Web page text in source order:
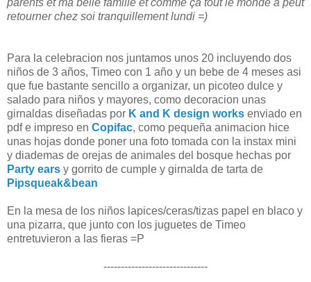
parents et ma belle famille et comme ça tout le monde a peut
retourner chez soi tranquillement lundi =)
Para la celebracion nos juntamos unos 20 incluyendo dos
niños de 3 años, Timeo con 1 año y un bebe de 4 meses asi
que fue bastante sencillo a organizar, un picoteo dulce y
salado para niños y mayores, como decoracion unas
girnaldas diseñadas por K and K design works enviado en
pdf e impreso en Copifac, como pequeña animacion hice
unas hojas donde poner una foto tomada con la instax mini
y diademas de orejas de animales del bosque hechas por
Party ears y gorrito de cumple y girnalda de tarta de
Pipsqueak&bean
En la mesa de los niños lapices/ceras/tizas papel en blaco y
una pizarra, que junto con los juguetes de Timeo
entretuvieron a las fieras =P
------------------------------